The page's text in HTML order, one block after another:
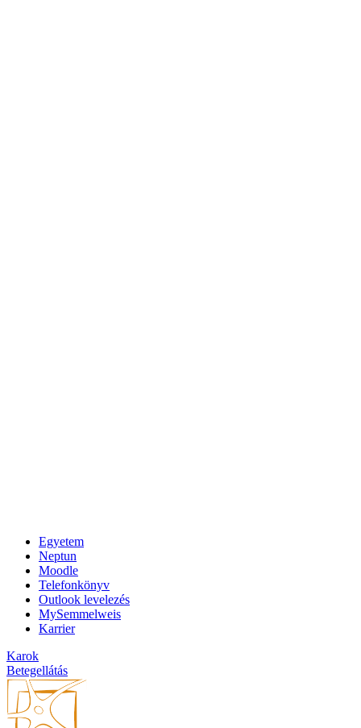
Egyetem
Neptun
Moodle
Telefonkönyv
Outlook levelezés
MySemmelweis
Karrier
Karok
Betegellátás